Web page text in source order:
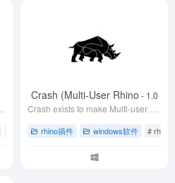
# grasshopper草蜢插件 # RoboFold技术
Crash (Multi-User Rhino - 1.0
rhino插件 windows软件 # rhino